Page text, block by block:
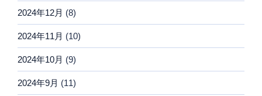
2024年12月 (8)
2024年11月 (10)
2024年10月 (9)
2024年9月 (11)